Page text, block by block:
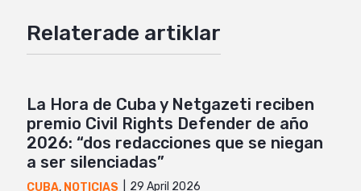
Mail
Relaterade artiklar
La Hora de Cuba y Netgazeti reciben
premio Civil Rights Defender de año
2026: “dos redacciones que se niegan
a ser silenciadas”
CUBA, NOTICIAS 29 April 2026